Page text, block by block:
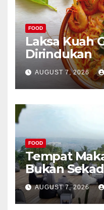
FOOD
Laksa Kuah
Dirindukan
AUGUST 7, 2026
FOOD
Tempat
Bukan
AUGUST 7, 2026